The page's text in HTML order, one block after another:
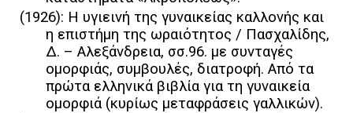
(1926): Η υγιεινή της γυναικείας καλλονής και
η επιστήμη της ωραιότητος / Πασχαλίδης,
Δ. – Aλεξάνδρεια, σσ.96. με συνταγές
ομορφιάς, συμβουλές, διατροφή. Aπό τα
πρώτα ελληνικά βιβλία για τη γυναικεία
ομορφιά (κυρίως μεταφράσεις γαλλικών).